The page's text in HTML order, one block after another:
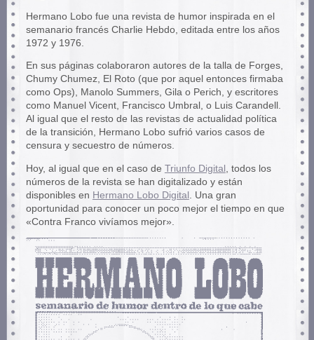
Hermano Lobo fue una revista de humor inspirada en el
semanario francés Charlie Hebdo, editada entre los años
1972 y 1976.
En sus páginas colaboraron autores de la talla de Forges,
Chumy Chumez, El Roto (que por aquel entonces firmaba
como Ops), Manolo Summers, Gila o Perich, y escritores
como Manuel Vicent, Francisco Umbral, o Luis Carandell.
Al igual que el resto de las revistas de actualidad política
de la transición, Hermano Lobo sufrió varios casos de
censura y secuestro de números.
Hoy, al igual que en el caso de Triunfo Digital
, todos los
números de la revista se han digitalizado y están
disponibles en Hermano Lobo Digital
. Una gran
oportunidad para conocer un poco mejor el tiempo en que
«Contra Franco vivíamos mejor».